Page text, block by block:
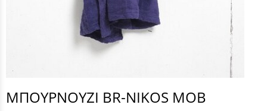
ΜΠΟΥΡΝΟΥΖΙ BR-NIKOS MOB